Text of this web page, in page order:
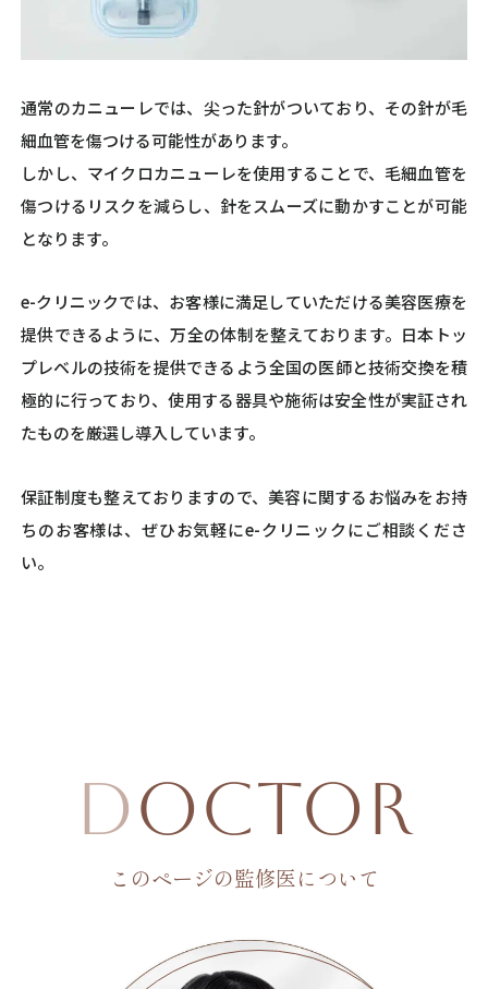
通常のカニューレでは、尖った針がついており、その針が毛
細血管を傷つける可能性があります。
しかし、マイクロカニューレを使用することで、毛細血管を
傷つけるリスクを減らし、針をスムーズに動かすことが可能
となります。
e-クリニックでは、お客様に満足していただける美容医療を
提供できるように、万全の体制を整えております。日本トッ
プレベルの技術を提供できるよう全国の医師と技術交換を積
極的に行っており、使用する器具や施術は安全性が実証され
たものを厳選し導入しています。
保証制度も整えておりますので、美容に関するお悩みをお持
ちのお客様は、ぜひお気軽にe-クリニックにご相談くださ
い。
Doctor
このページの監修医について